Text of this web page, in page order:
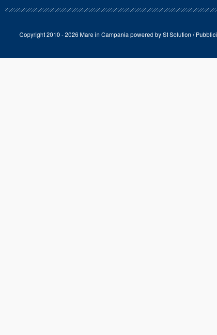
Copyright 2010 - 2026 Mare in Campania powered bySt Solution /